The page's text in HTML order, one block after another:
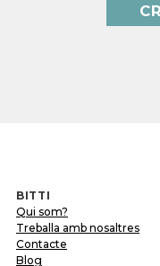
BITTI
Qui som?
Treballa amb nosaltres
Contacte
Blog